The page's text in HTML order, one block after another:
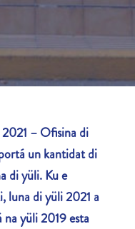
–Ofisina di
un kantidat di
di yüli. Ku e
luna di yüli 2021 a
yüli 2019 esta